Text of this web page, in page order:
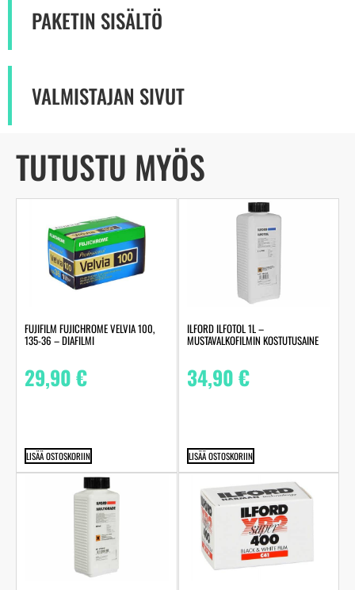
PAKETIN SISÄLTÖ
VALMISTAJAN SIVUT
TUTUSTU MYÖS
FUJIFILM FUJICHROME VELVIA 100,
135-36 – DIAFILMI
29,90€
LISÄÄ OSTOSKORIIN
ILFORD ILFOTOL 1L –
MUSTAVALKOFILMIN KOSTUTUSAINE
34,90€
LISÄÄ OSTOSKORIIN